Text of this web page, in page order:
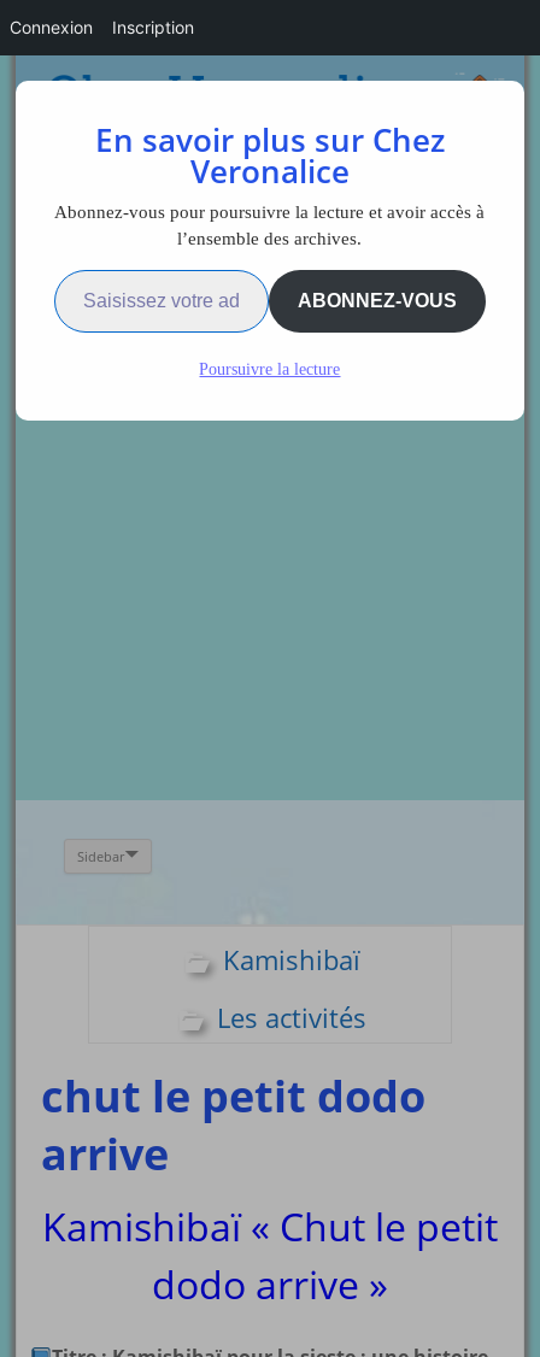
Sidebar
Kamishibaï
Les activités
chut le petit dodo
arrive
Kamishibaï « Chut le petit
dodo arrive »
En savoir plus sur Chez
Veronalice
Abonnez-vous pour poursuivre la lecture et avoir accès à
l’ensemble des archives.
Saisissez votre adresse e-mail…
ABONNEZ-VOUS
Poursuivre la lecture
Connexion Inscription